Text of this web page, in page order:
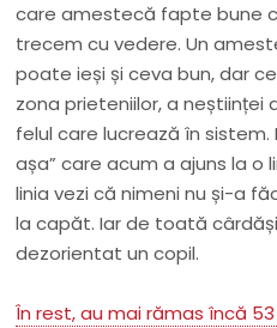
care amestecă fapte bune
trecem cu vedere. Un
poate ieși și ceva bun, dar
zona prieteniilor, a neștiinței
felul care lucrează în sistem.
așa” care acum a ajuns la o
linia vezi că nimeni nu și-a
la capăt. Iar de toată
dezorientat un copil.
În rest, au mai rămas încă